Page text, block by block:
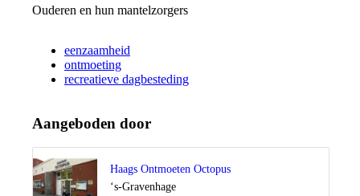
Ouderen en hun mantelzorgers
eenzaamheid
ontmoeting
recreatieve dagbesteding
Aangeboden door
Haags Ontmoeten Octopus
Locatie
‘s-Gravenhage